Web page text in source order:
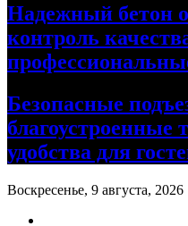
Надежный бетон
контроль
Безопасные
благоустроенные
удобства для
Воскресенье, 9 августа, 2026